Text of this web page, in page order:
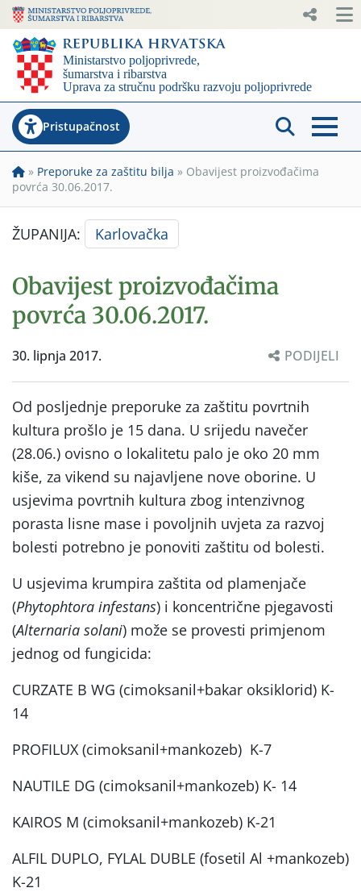
Pristupačnost
» Preporuke za zaštitu bilja » Obavijest proizvođačima
povrća 30.06.2017.
ŽUPANIJA: Karlovačka
Obavijest proizvođačima
povrća 30.06.2017.
30. lipnja 2017. PODIJELI
Od posljednje preporuke za zaštitu povrtnih
kultura prošlo je 15 dana. U srijedu navečer
(28.06.) ovisno o lokalitetu palo je oko 20 mm
kiše, za vikend su najavljene nove oborine. U
usjevima povrtnih kultura zbog intenzivnog
porasta lisne mase i povoljnih uvjeta za razvoj
bolesti potrebno je ponoviti zaštitu od bolesti.
U usjevima krumpira zaštita od plamenjače
(Phytophtora infestans) i koncentrične pjegavosti
(Alternaria solani) može se provesti primjenom
jednog od fungicida:
CURZATE B WG (cimoksanil+bakar oksiklorid) K-
14
PROFILUX (cimoksanil+mankozeb) K-7
NAUTILE DG (cimoksanil+mankozeb) K- 14
KAIROS M (cimoksanil+mankozeb) K-21
ALFIL DUPLO, FYLAL DUBLE (fosetil Al +mankozeb)
K-21